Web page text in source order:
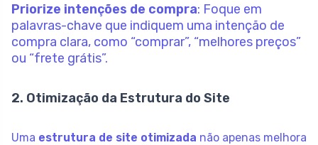
Priorize intenções de compra: Foque em
palavras-chave que indiquem uma intenção de
compra clara, como “comprar”, “melhores preços”
ou “frete grátis”.
2. Otimização da Estrutura do Site
Uma estrutura de site otimizada não apenas melhora